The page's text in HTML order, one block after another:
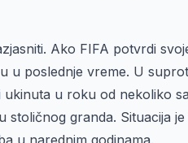
Ako FIFA potvrdi
u poslednje vreme. U
u roku od nekoliko
granda. Situacija
u narednim godinama.